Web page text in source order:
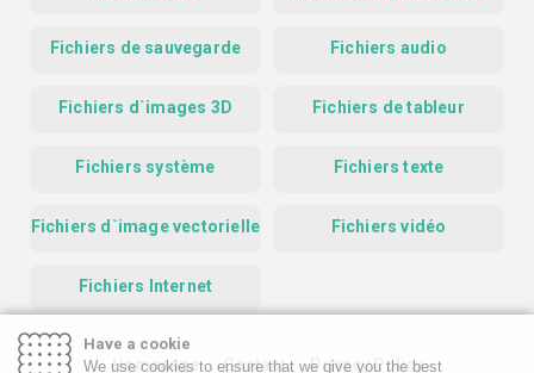
Fichiers de sauvegarde Fichiers audio
Fichiers d`images 3D Fichiers de tableur
Fichiers système Fichiers texte
Fichiers d`image vectorielle Fichiers vidéo
Fichiers Internet
Homepage Contact Privacy Policy
Have a cookie
We use cookies to ensure that we give you the best